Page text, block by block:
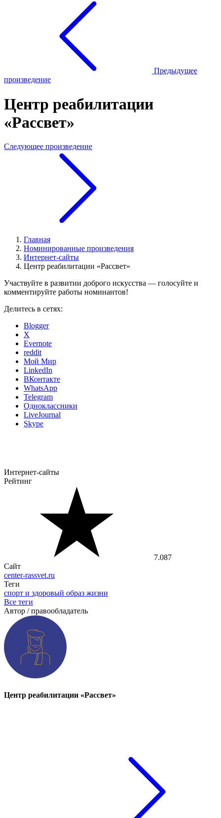
Предыдущее
произведение
Центр реабилитации
«Рассвет»
Следующее произведение
Главная
Номинированные произведения
Интернет-сайты
Центр реабилитации «Рассвет»
Участвуйте в развитии доброго искусства — голосуйте и
комментируйте работы номинантов!
Делитесь в сетях:
Blogger
X
Evernote
reddit
Мой Мир
LinkedIn
ВКонтакте
WhatsApp
Telegram
Одноклассники
LiveJournal
Skype
Интернет-сайты
Рейтинг
7.087
Сайт
center-rassvet.ru
Теги
спорт и здоровый образ жизни
Все теги
Автор / правообладатель
Центр реабилитации «Рассвет»